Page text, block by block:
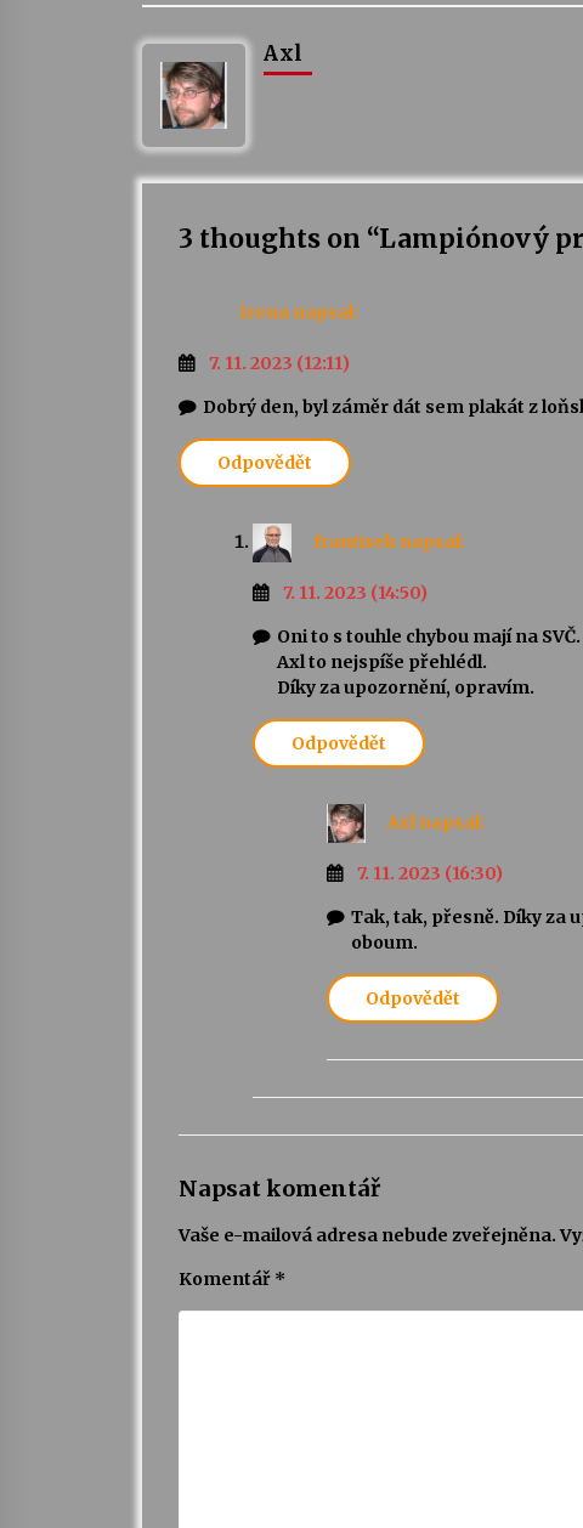
Axl
3 thoughts on “Lampiónový
Irena napsal:
7. 11. 2023 (12:11)
Dobrý den, byl záměr dát sem plakát z
Odpovědět
frantisek napsal:
7. 11. 2023 (14:50)
Oni to s touhle chybou mají na SVČ.
Axl to nejspíše přehlédl.
Díky za upozornění, opravím.
Odpovědět
Axl napsal:
7. 11. 2023 (16:30)
Tak, tak, přesně. Díky za
oboum.
Odpovědět
Napsat komentář
Vaše e-mailová adresa nebude zveřejněna.
Komentář *